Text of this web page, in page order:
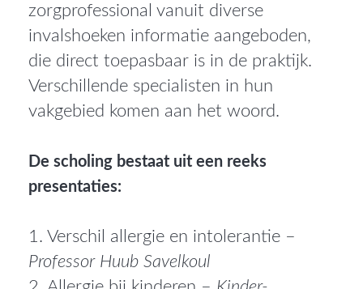
zorgprofessional vanuit diverse
invalshoeken informatie aangeboden,
die direct toepasbaar is in de praktijk.
Verschillende specialisten in hun
vakgebied komen aan het woord.
De scholing bestaat uit een reeks
presentaties:
1. Verschil allergie en intolerantie –
Professor Huub Savelkoul